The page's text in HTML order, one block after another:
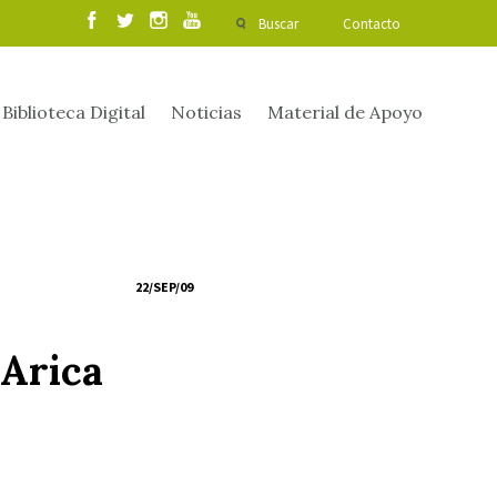
Buscar Contacto
Biblioteca Digital Noticias Material de Apoyo
22/SEP/09